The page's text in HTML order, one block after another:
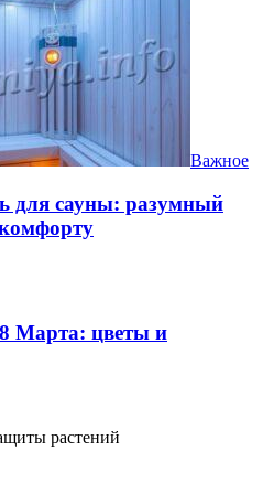
Важное
для сауны: разумный
Марта: цветы и